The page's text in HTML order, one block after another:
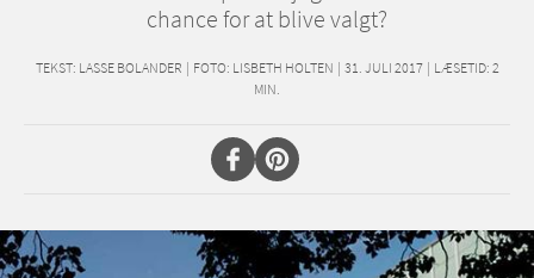
chance for at blive valgt?
TEKST: LASSE BOLANDER | FOTO: LISBETH HOLTEN | 31. JULI 2017 | LÆSETID: 2
MIN.